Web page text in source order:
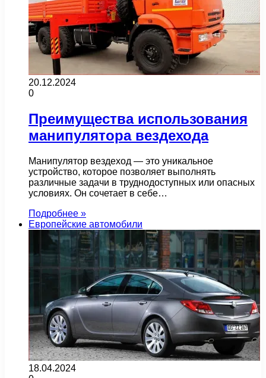
20.12.2024
0
Преимущества использования
манипулятора вездехода
Манипулятор вездеход — это уникальное
устройство, которое позволяет выполнять
различные задачи в труднодоступных или опасных
условиях. Он сочетает в себе…
Подробнее »
Европейские автомобили
18.04.2024